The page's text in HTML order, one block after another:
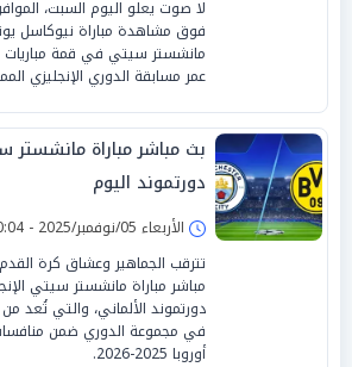
فوق مشاهدة مباراة نيوكاسل
مانشستر سيتي في قمة مباريات
عمر مسابقة الدوري الإنجليزي
بث مباشر مباراة مانشستر
دورتموند اليوم
الأربعاء 05/نوفمبر/2025 - 10:04 م
تترقب الجماهير وعشاق كرة
مباشر مباراة مانشستر سيتي
دورتموند الألماني، والتي تُعد
في مجموعة الدوري ضمن
أوروبا 2025-2026.